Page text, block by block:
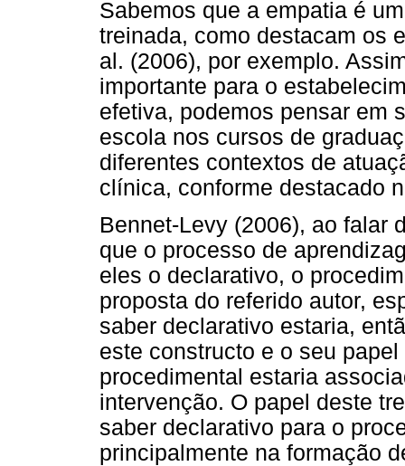
Sabemos que a empatia é
treinada, como destacam os
al. (2006), por exemplo.
importante para o
efetiva, podemos pensar em
escola nos cursos de
diferentes contextos de
clínica, conforme destacado
Bennet-Levy (2006), ao falar
que o processo de
eles o declarativo, o
proposta do referido autor,
saber declarativo estaria,
este constructo e o seu
procedimental estaria
intervenção. O papel deste
saber declarativo para o
principalmente na formação